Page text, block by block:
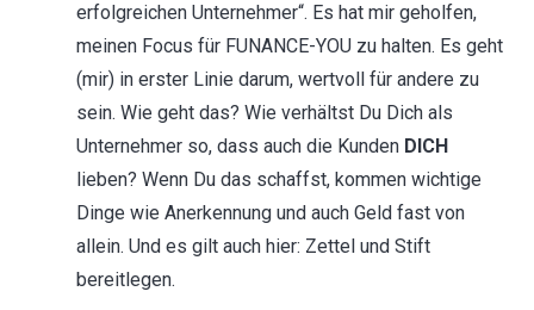
erfolgreichen Unternehmer“. Es hat mir geholfen,
meinen Focus für FUNANCE-YOU zu halten. Es geht
(mir) in erster Linie darum, wertvoll für andere zu
sein. Wie geht das? Wie verhältst Du Dich als
Unternehmer so, dass auch die Kunden DICH
lieben? Wenn Du das schaffst, kommen wichtige
Dinge wie Anerkennung und auch Geld fast von
allein. Und es gilt auch hier: Zettel und Stift
bereitlegen.